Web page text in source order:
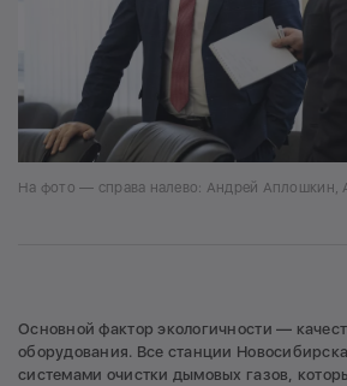
На фото — справа налево: Андрей Аплошкин,
Основной фактор экологичности —
оборудования. Все станции
системами очистки дымовых газов,